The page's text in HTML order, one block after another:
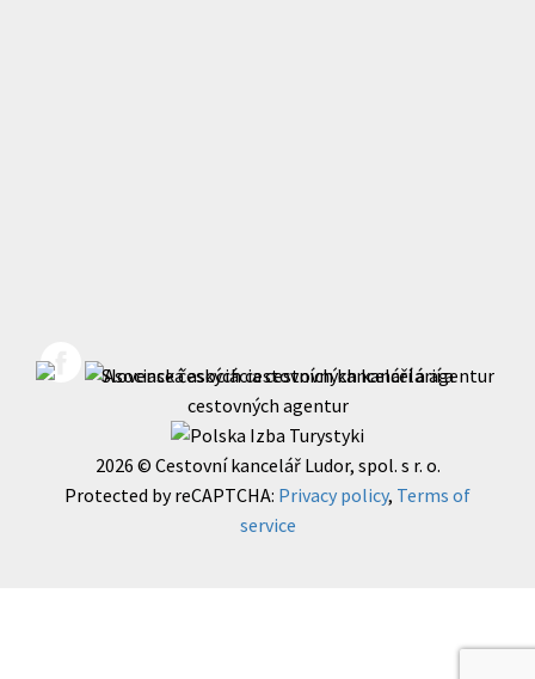
2026 © Cestovní kancelář Ludor, spol. s r. o.
Protected by reCAPTCHA: Privacy policy, Terms of
service